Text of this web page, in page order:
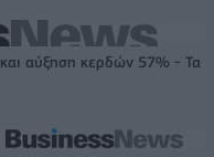
αύξηση κερδών 57% - Τα